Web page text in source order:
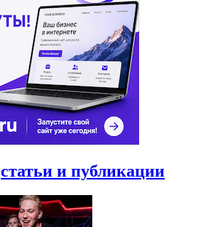
статьи и публикации